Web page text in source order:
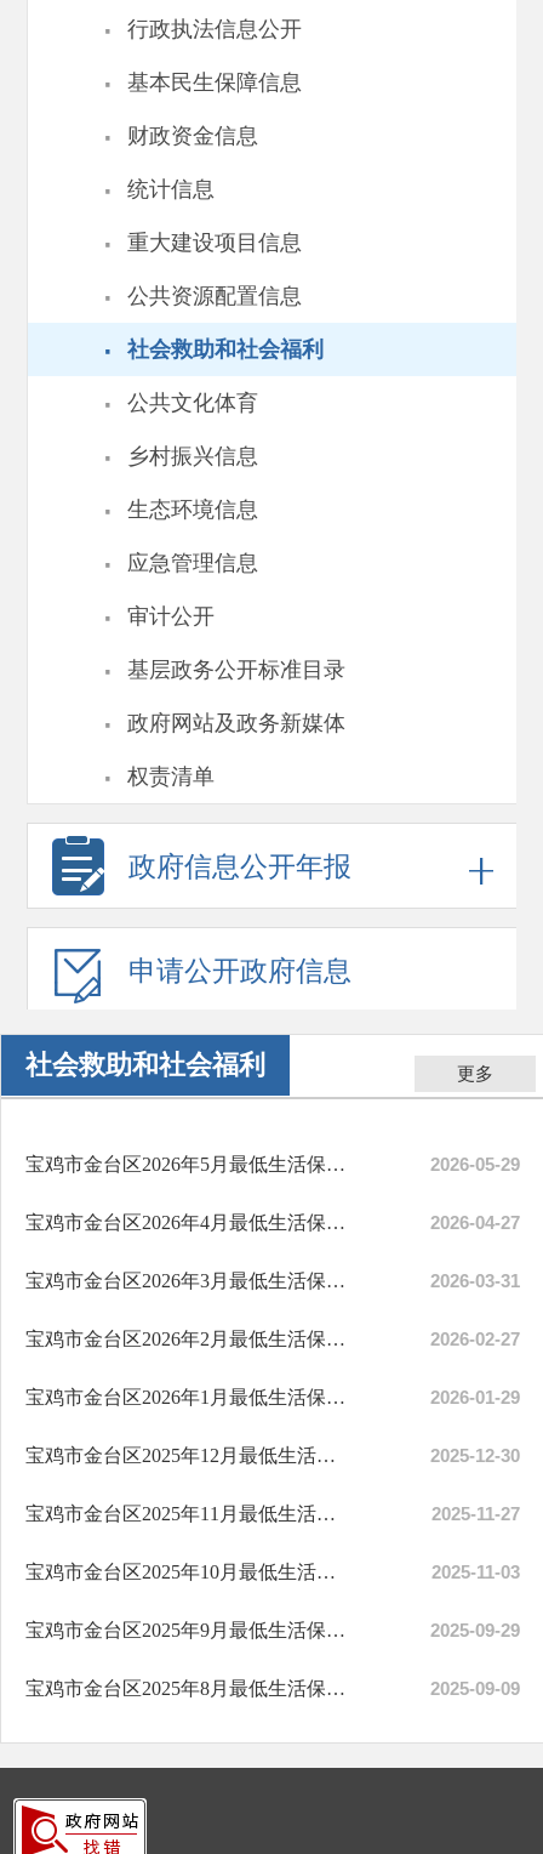
· 行政执法信息公开
· 基本民生保障信息
· 财政资金信息
· 统计信息
· 重大建设项目信息
· 公共资源配置信息
· 社会救助和社会福利
· 公共文化体育
· 乡村振兴信息
· 生态环境信息
· 应急管理信息
· 审计公开
· 基层政务公开标准目录
· 政府网站及政务新媒体
· 权责清单
政府信息公开年报
申请公开政府信息
社会救助和社会福利
宝鸡市金台区2026年5月最低生活保障信息公示 2026-05-29
宝鸡市金台区2026年4月最低生活保障信息公示 2026-04-27
宝鸡市金台区2026年3月最低生活保障信息公示 2026-03-31
宝鸡市金台区2026年2月最低生活保障信息公示 2026-02-27
宝鸡市金台区2026年1月最低生活保障信息公示 2026-01-29
宝鸡市金台区2025年12月最低生活保障信息公示 2025-12-30
宝鸡市金台区2025年11月最低生活保障信息公示 2025-11-27
宝鸡市金台区2025年10月最低生活保障信息公示 2025-11-03
宝鸡市金台区2025年9月最低生活保障信息公示 2025-09-29
宝鸡市金台区2025年8月最低生活保障信息公示 2025-09-09
更多